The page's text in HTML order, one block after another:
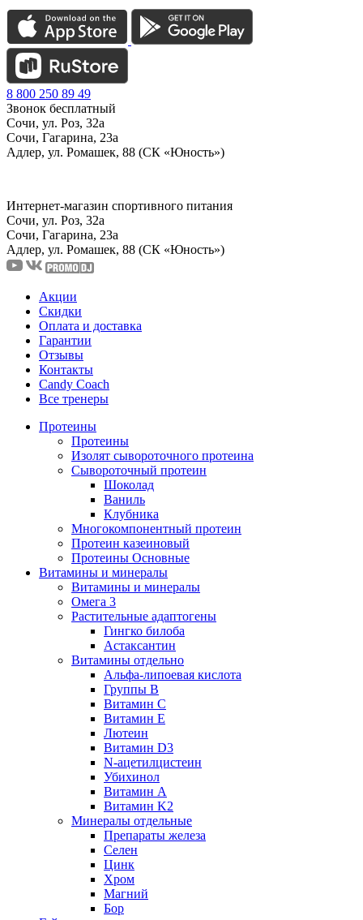
8 800 250 89 49
Звонок бесплатный
Сочи, ул. Роз, 32а
Сочи, Гагарина, 23а
Адлер, ул. Ромашек, 88 (СК «Юность»)
Интернет-магазин спортивного питания
Сочи, ул. Роз, 32а
Сочи, Гагарина, 23а
Адлер, ул. Ромашек, 88 (СК «Юность»)
Акции
Скидки
Оплата и доставка
Гарантии
Отзывы
Контакты
Candy Coach
Все тренеры
Протеины
Протеины
Изолят сывороточного протеина
Сывороточный протеин
Шоколад
Ваниль
Клубника
Многокомпонентный протеин
Протеин казеиновый
Протеины Основные
Витамины и минералы
Витамины и минералы
Омега 3
Растительные адаптогены
Гингко билоба
Астаксантин
Витамины отдельно
Альфа-липоевая кислота
Группы B
Витамин С
Витамин Е
Лютеин
Витамин D3
N-ацетилцистеин
Убихинол
Витамин А
Витамин K2
Минералы отдельные
Препараты железа
Селен
Цинк
Хром
Магний
Бор